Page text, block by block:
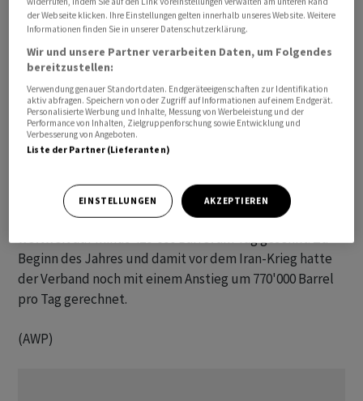
wegen des Iran-Kriegs erneut reduziert. In diesem Jahr
dürfte die Nachfrage wegen der höheren Preise und der
teilweise unterbrochenen Lieferketten um
durchschnittlich 1,1 Millionen Barrel (159 Liter) pro Tag
sinken, wie aus dem am Mittwoch veröffentlichten
Monatsbericht der IEA hervorgeht.
Das wäre ein Rückgang um rund ein Prozent und damit
die Weltwirtschaft zeitweise lahmgelegt hatte. Die IEA
hatte bereits im Mai die Prognose für die Ölnachfrage
weltweit auf minus 420'000 Barrel am Tag gesenkt. Zu
Beginn des Jahres und damit vor dem Iran-Krieg hatte
der Verband noch mit einem Anstieg um 770'000 Barrel
pro Tag gerechnet.
(AWP)
der Webseite klicken. Ihre Einstellungen gelten innerhalb unseres Website. Weitere
Informationen finden Sie in unserer Datenschutzerklärung.
Wir und unsere Partner verarbeiten Daten, um Folgendes
bereitzustellen:
Verwendung genauer Standortdaten. Endgeräteeigenschaften zur Identifikation
aktiv abfragen. Speichern von oder Zugriff auf Informationen auf einem Endgerät.
Personalisierte Werbung und Inhalte, Messung von Werbeleistung und der
Performance von Inhalten, Zielgruppenforschung sowie Entwicklung und
Verbesserung von Angeboten.
Liste der Partner (Lieferanten)
EINSTELLUNGEN AKZEPTIEREN